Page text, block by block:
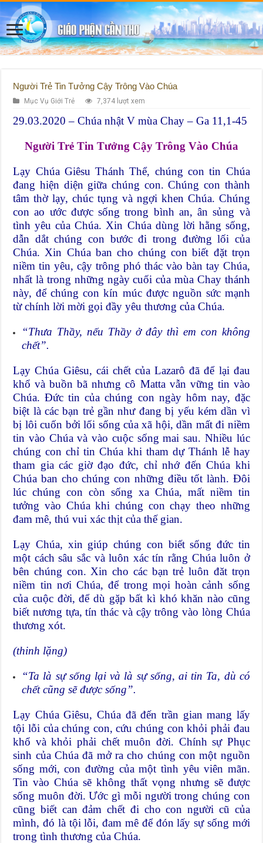
Người Trẻ Tin Tưởng Cậy Trông Vào Chúa
Mục Vụ Giới Trẻ 7,374 lượt xem
29.03.2020 – Chúa nhật V mùa Chay – Ga 11,1-45
Người Trẻ Tin Tưởng Cậy Trông Vào Chúa
Lạy Chúa Giêsu Thánh Thể, chúng con tin Chúa
đang hiện diện giữa chúng con. Chúng con thành
tâm thờ lạy, chúc tụng và ngợi khen Chúa. Chúng
con ao ước được sống trong bình an, ân sủng và
tình yêu của Chúa. Xin Chúa dùng lời hằng sống,
dẫn dắt chúng con bước đi trong đường lối của
Chúa. Xin Chúa ban cho chúng con biết đặt trọn
niềm tin yêu, cậy trông phó thác vào bàn tay Chúa,
nhất là trong những ngày cuối của mùa Chay thánh
này, để chúng con kín múc được nguồn sức mạnh
từ chính lời mời gọi đầy yêu thương của Chúa.
“Thưa Thầy, nếu Thầy ở đây thì em con không
chết”.
Lạy Chúa Giêsu, cái chết của Lazarô đã để lại đau
khổ và buồn bã nhưng cô Matta vẫn vững tin vào
Chúa. Đức tin của chúng con ngày hôm nay, đặc
biệt là các bạn trẻ gần như đang bị yếu kém dần vì
bị lôi cuốn bởi lối sống của xã hội, dần mất đi niềm
tin vào Chúa và vào cuộc sống mai sau. Nhiều lúc
chúng con chỉ tin Chúa khi tham dự Thánh lễ hay
tham gia các giờ đạo đức, chỉ nhớ đến Chúa khi
Chúa ban cho chúng con những điều tốt lành. Đôi
lúc chúng con còn sống xa Chúa, mất niềm tin
tưởng vào Chúa khi chúng con chạy theo những
đam mê, thú vui xác thịt của thế gian.
Lạy Chúa, xin giúp chúng con biết sống đức tin
một cách sâu sắc và luôn xác tín rằng Chúa luôn ở
bên chúng con. Xin cho các bạn trẻ luôn đăt trọn
niềm tin nơi Chúa, để trong mọi hoàn cảnh sống
của cuộc đời, để dù gặp bất kì khó khăn nào cũng
biết nương tựa, tín thác và cậy trông vào lòng Chúa
thương xót.
(thinh lặng)
“Ta là sự sống lại và là sự sống, ai tin Ta, dù có
chết cũng sẽ được sống”.
Lạy Chúa Giêsu, Chúa đã đến trần gian mang lấy
tội lỗi của chúng con, cứu chúng con khỏi phải đau
khổ và khỏi phải chết muôn đời. Chính sự Phục
sinh của Chúa đã mở ra cho chúng con một nguồn
sống mới, con đường của một tình yêu viên mãn.
Tin vào Chúa sẽ không thất vọng nhưng sẽ được
sống muôn đời. Ước gì mỗi người trong chúng con
cũng biết can đảm chết đi cho con người cũ của
mình, đó là tội lỗi, đam mê để đón lấy sự sống mới
trong tình thương của Chúa.